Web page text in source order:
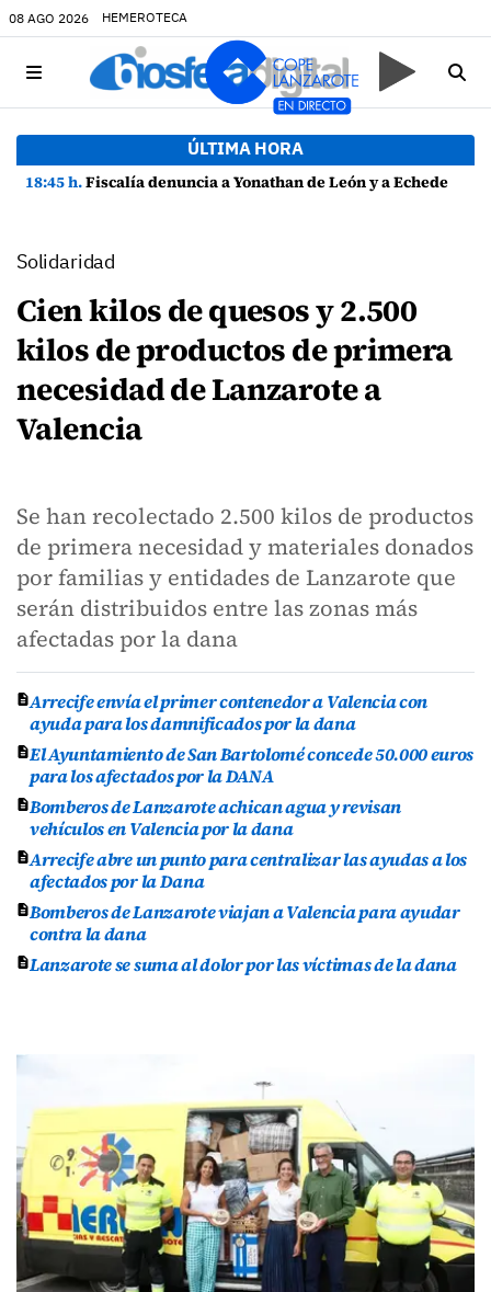
08 AGO 2026 HEMEROTECA
ÚLTIMA HORA
18:45 h.Fiscalía denuncia a Yonathan de León y a Echedey Eugenio por presuntas anomalías en contratos festivos
Solidaridad
Cien kilos de quesos y 2.500
kilos de productos de primera
necesidad de Lanzarote a
Valencia
Se han recolectado 2.500 kilos de productos
de primera necesidad y materiales donados
por familias y entidades de Lanzarote que
serán distribuidos entre las zonas más
afectadas por la dana
Arrecife envía el primer contenedor a Valencia con
ayuda para los damnificados por la dana
El Ayuntamiento de San Bartolomé concede 50.000 euros
para los afectados por la DANA
Bomberos de Lanzarote achican agua y revisan
vehículos en Valencia por la dana
Arrecife abre un punto para centralizar las ayudas a los
afectados por la Dana
Bomberos de Lanzarote viajan a Valencia para ayudar
contra la dana
Lanzarote se suma al dolor por las víctimas de la dana